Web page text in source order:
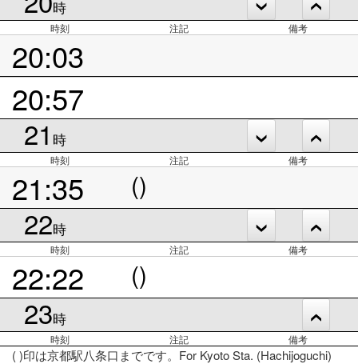
時
時刻 注記 備考
20:03
20:57
21 時
時刻 注記 備考
21:35 ()
22時
時刻 注記 備考
22:22 ()
23時
時刻 注記 備考
( )印は京都駅八条口までです。For Kyoto Sta. (Hachijoguchi)